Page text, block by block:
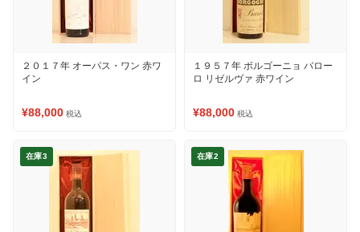
２０１７年 オーパス・ワン 赤ワ
イン
¥88,000 税込
１９５７年 ボルゴーニョ バロー
ロ リゼルヴァ 赤ワイン
¥88,000 税込
在庫3 在庫2